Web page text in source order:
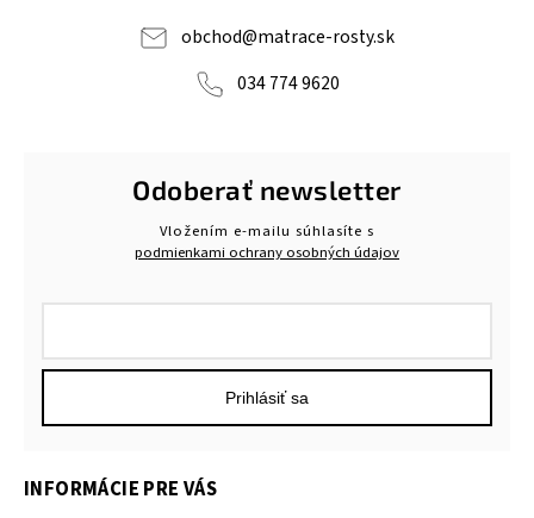
obchod@matrace-rosty.sk
034 774 9620
Odoberať newsletter
Vložením e-mailu súhlasíte s
podmienkami ochrany osobných údajov
Prihlásiť sa
INFORMÁCIE PRE VÁS